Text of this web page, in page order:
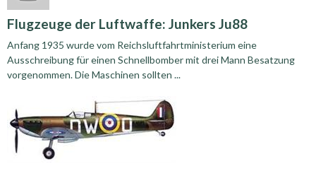
Flugzeuge der Luftwaffe: Junkers Ju88
Anfang 1935 wurde vom Reichsluftfahrtministerium eine
Ausschreibung für einen Schnellbomber mit drei Mann Besatzung
vorgenommen. Die Maschinen sollten ...